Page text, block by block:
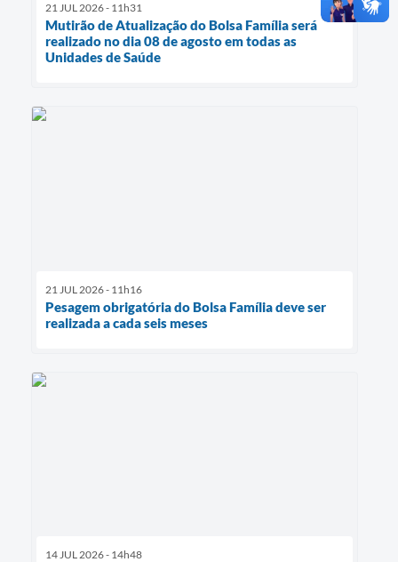
21 JUL 2026 - 11h31
Mutirão de Atualização do Bolsa Família será
realizado no dia 08 de agosto em todas as
Unidades de Saúde
21 JUL 2026 - 11h16
Pesagem obrigatória do Bolsa Família deve ser
realizada a cada seis meses
14 JUL 2026 - 14h48